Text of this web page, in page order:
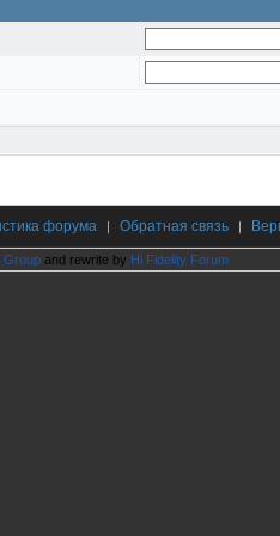
форума | Обратная связь |
Group and rewrite by Hi Fidelity Forum